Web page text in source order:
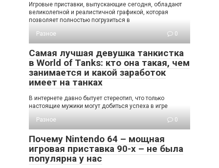
Игровые приставки, выпускающие сегодня, обладают
великолепной и реалистичной графикой, которая
позволяет полностью погрузиться в
Разное
0
Самая лучшая девушка танкистка
в World of Tanks: кто она такая, чем
занимается и какой заработок
имеет на танках
В интернете давно бытует стереотип, что только
настоящие мужики могут добиться успеха в игре
Разное
0
Почему Nintendo 64 – мощная
игровая приставка 90-х – не была
популярна у нас